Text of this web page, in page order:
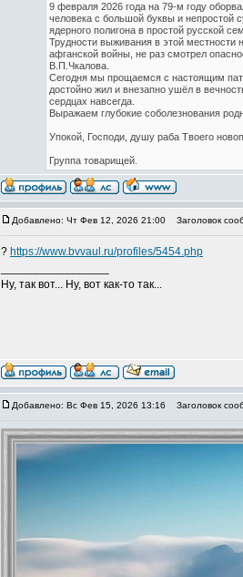
9 февраля 2026 года на 79-м году
человека с большой буквы и непростой
ядерного полигона в простой русской
Трудности выживания в этой местности
афганской войны, не раз смотрел
В.П.Чкалова.
Сегодня мы прощаемся с настоящим
достойно жил и внезапно ушёл в
сердцах навсегда.
Выражаем глубокие соболезнования
Упокой, Господи, душу раба Твоего
Группа товарищей.
Добавлено: Чт Фев 12, 2026 21:00 Заголовок
? https://www.bvvaul.ru/profiles/5454.php
Ну, так вот... Ну, вот как-то так...
Добавлено: Вс Фев 15, 2026 13:16 Заголовок